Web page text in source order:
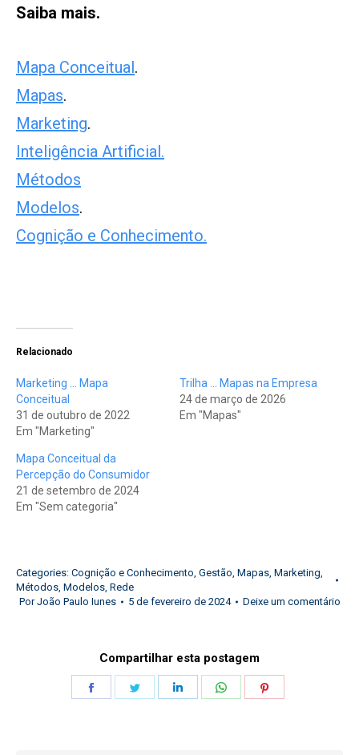
Saiba mais.
Mapa Conceitual.
Mapas.
Marketing.
Inteligência Artificial.
Métodos
Modelos.
Cognição e Conhecimento.
Relacionado
Marketing … Mapa
Conceitual
31 de outubro de 2022
Em "Marketing"
Trilha … Mapas na Empresa
24 de março de 2026
Em "Mapas"
Mapa Conceitual da
Percepção do Consumidor
21 de setembro de 2024
Em "Sem categoria"
Categories: Cognição e Conhecimento, Gestão, Mapas, Marketing,
Métodos, Modelos, Rede
PorJoão Paulo Iunes 5 de fevereiro de 2024 Deixe um comentário
Compartilhar esta postagem